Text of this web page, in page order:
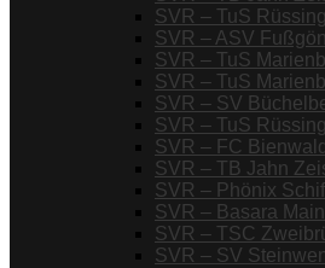
SVR – TuS
SVR – ASV
SVR – TuS
SVR – TuS
SVR – SV
SVR – TuS
SVR – FC
SVR – TB Jahn
SVR – Phönix
SVR – Basara
SVR – TSC
SVR – SV